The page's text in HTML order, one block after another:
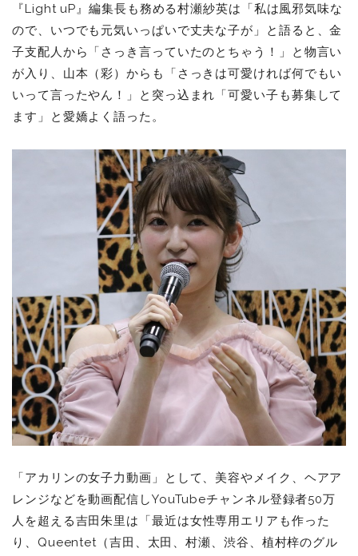
『Light uP』編集長も務める村瀬紗英は「私は風邪気味な
ので、いつでも元気いっぱいで丈夫な子が」と語ると、金
子支配人から「さっき言っていたのとちゃう！」と物言い
が入り、山本（彩）からも「さっきは可愛ければ何でもい
いって言ったやん！」と突っ込まれ「可愛い子も募集して
ます」と愛嬌よく語った。
「アカリンの女子力動画」として、美容やメイク、ヘアア
レンジなどを動画配信しYouTubeチャンネル登録者50万
人を超える吉田朱里は「最近は女性専用エリアも作った
り、Queentet（吉田、太田、村瀬、渋谷、植村梓のグル